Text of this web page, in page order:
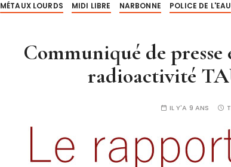
MÉTAUX LOURDS
MIDI LIBRE NARBONNE POLICE DE L'EAU
Communiqué de
radioactivité
IL Y'A 9 ANS